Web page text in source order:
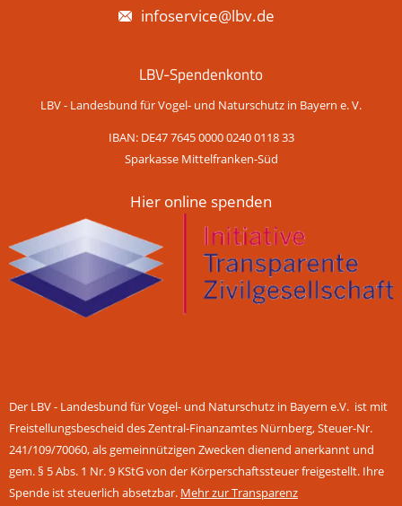
infoservice@lbv.de
LBV-Spendenkonto
LBV - Landesbund für Vogel- und Naturschutz in Bayern e. V.
IBAN: DE47 7645 0000 0240 0118 33
Sparkasse Mittelfranken-Süd
Hier online spenden
Der LBV - Landesbund für Vogel- und Naturschutz in Bayern e.V. ist mit
Freistellungsbescheid des Zentral-Finanzamtes Nürnberg, Steuer-Nr.
241/109/70060, als gemeinnützigen Zwecken dienend anerkannt und
gem. § 5 Abs. 1 Nr. 9 KStG von der Körperschaftssteuer freigestellt. Ihre
Spende ist steuerlich absetzbar. Mehr zur Transparenz